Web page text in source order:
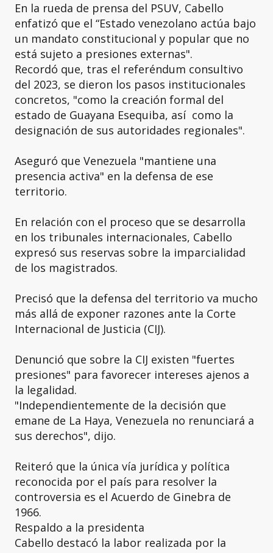
En la rueda de prensa del PSUV, Cabello
enfatizó que el “Estado venezolano actúa bajo
un mandato constitucional y popular que no
está sujeto a presiones externas".
Recordó que, tras el referéndum consultivo
del 2023, se dieron los pasos institucionales
concretos, "como la creación formal del
estado de Guayana Esequiba, así como la
designación de sus autoridades regionales".
Aseguró que Venezuela "mantiene una
presencia activa" en la defensa de ese
territorio.
En relación con el proceso que se desarrolla
en los tribunales internacionales, Cabello
expresó sus reservas sobre la imparcialidad
de los magistrados.
Precisó que la defensa del territorio va mucho
más allá de exponer razones ante la Corte
Internacional de Justicia (CIJ).
Denunció que sobre la CIJ existen "fuertes
presiones" para favorecer intereses ajenos a
la legalidad.
"Independientemente de la decisión que
emane de La Haya, Venezuela no renunciará a
sus derechos", dijo.
Reiteró que la única vía jurídica y política
reconocida por el país para resolver la
controversia es el Acuerdo de Ginebra de
1966.
Respaldo a la presidenta
Cabello destacó la labor realizada por la